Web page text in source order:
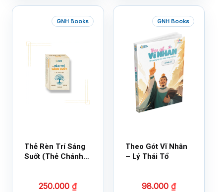
GNH Books
Thẻ Rèn Trí Sáng
Suốt (Thẻ Chánh
250.000₫
GNH Books
Theo Gót Vĩ Nhân
– Lý Thái Tổ
98.000 ₫